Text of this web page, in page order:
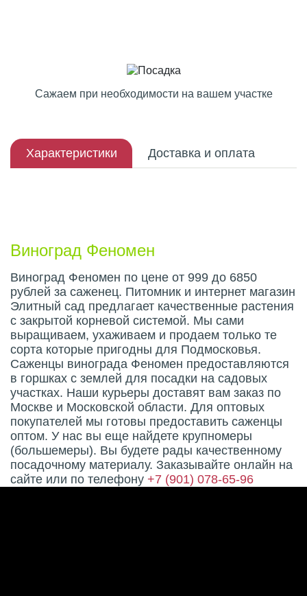
Сажаем при необходимости на вашем участке
Характеристики Доставка и оплата
Виноград Феномен
Виноград Феномен по цене от 999 до 6850
рублей за саженец. Питомник и интернет магазин
Элитный сад предлагает качественные растения
с закрытой корневой системой. Мы сами
выращиваем, ухаживаем и продаем только те
сорта которые пригодны для Подмосковья.
Саженцы винограда Феномен предоставляются
в горшках с землей для посадки на садовых
участках. Наши курьеры доставят вам заказ по
Москве и Московской области. Для оптовых
покупателей мы готовы предоставить саженцы
оптом. У нас вы еще найдете крупномеры
(большемеры). Вы будете рады качественному
посадочному материалу. Заказывайте онлайн на
сайте или по телефону +7 (901) 078-65-96